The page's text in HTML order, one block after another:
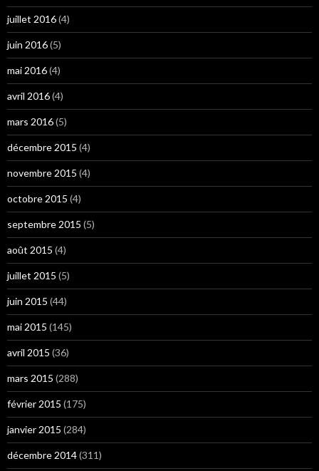
juillet 2016(4)
juin 2016(5)
mai 2016(4)
avril 2016(4)
mars 2016(5)
décembre 2015 (4)
novembre 2015 (4)
octobre 2015 (4)
septembre 2015 (5)
août 2015 (4)
juillet 2015 (5)
juin 2015 (44)
mai 2015 (145)
avril 2015 (36)
mars 2015 (288)
février 2015 (175)
janvier 2015 (284)
décembre 2014(311)